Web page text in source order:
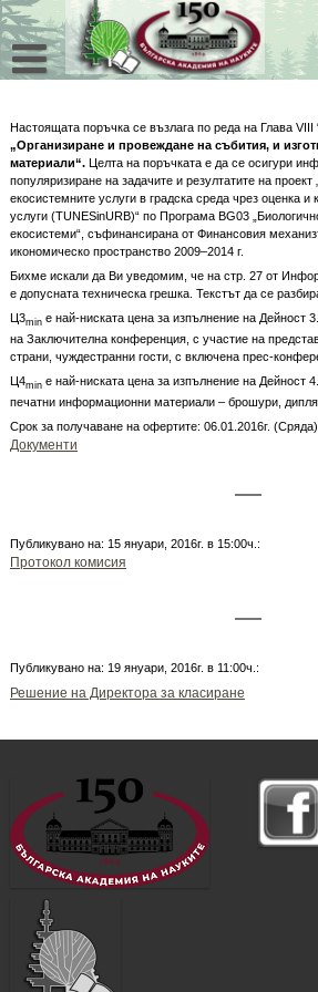
Skip
to
content
Настоящата поръчка се възлага по реда на Глава
„Организиране и провеждане на събития, и
материали“.Целта на поръчката е да се осигури
популяризиране на задачите и резултатите на
екосистемните услуги в градска среда чрез оценка и
услуги (TUNESinURB)“ по Програма BG03
екосистеми“, съфинансирана от Финансовия
икономическо пространство 2009–2014 г.
Бихме искали да Ви уведомим, че на стр. 27 от
е допусната техническа грешка. Текстът да се
Ц3mine най-ниската цена за изпълнение на Дейност
на Заключителна конференция, с участие на
страни, чуждестранни гости, с включена прес-
Ц4mine най-ниската цена за изпълнение на Дейност
печатни информационни материали – брошури,
Срок за получаване на офертите: 06.01.2016г.
Документи
Публикувано на: 15 януари, 2016г. в 15:00ч.:
Протокол комисия
Публикувано на: 19 януари, 2016г. в 11:00ч.:
Решение на Директора за класиране